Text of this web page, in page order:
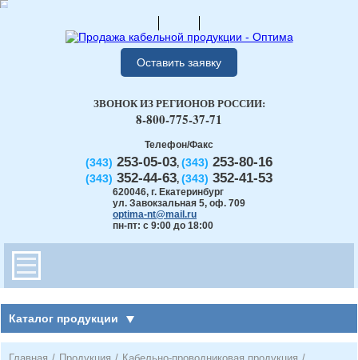
Оставить заявку
Телефон/Факс
(343) 253-05-03, (343) 253-80-16
(343) 352-44-63, (343) 352-41-53
620046, г. Екатеринбург
ул. Завокзальная 5, оф. 709
optima-nt@mail.ru
пн-пт: с 9:00 до 18:00
ЗВОНОК ИЗ РЕГИОНОВ РОССИИ:
8-800-775-37-71
Каталог продукции